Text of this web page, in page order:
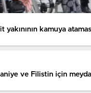
kamuya
ve Filistin için